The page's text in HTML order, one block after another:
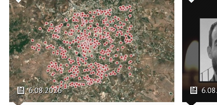
6.08.2026